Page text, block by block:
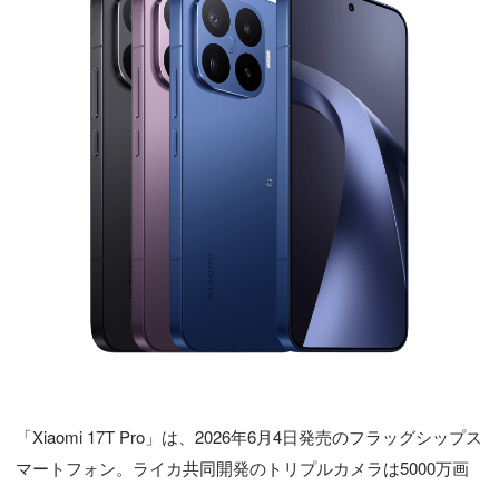
「Xiaomi 17T Pro」は、2026年6月4日発売のフラッグシップス
マートフォン。ライカ共同開発のトリプルカメラは5000万画